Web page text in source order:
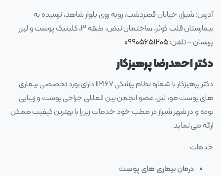
آدرس: شیراز، خیابان قصردشت، روبه روی بلوار شاهد، نرسیده به
بیمارستان قلب کوثر، ساختمان نبض، طبقه ۳، کلینیک پوست و لیزر
پریسان – تلفن:۰۹۹۰۵۶۵۱۲۰۵
دکتر احمدرضا پرهیزکار
دکتر پرهیزکار با شماره نظام پزشکی ۱۱۲۱۶۷ دارای بورد تخصصی بیماری
های پوست مو، لیزر، عضو انجمن بین المللی جراحی پوست و زیبایی
بوده و در شهر شیراز در مطب خود خدمات زیر را با بهترین کیفیت ممکن
ارائه می نماید:
خدمات
درمان بیماری های پوست